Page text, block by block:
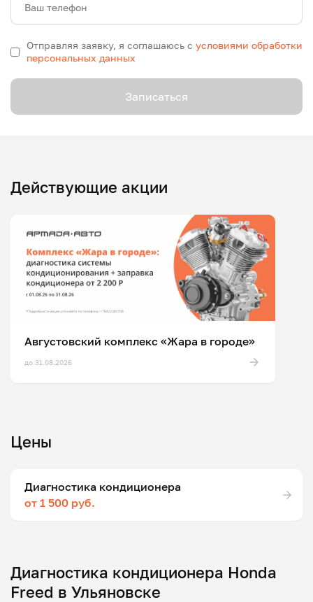
Ваш телефон
Отправляя заявку, я соглашаюсь с условиями обработки
персональных данных
Записаться
Действующие акции
Августовский комплекс «Жара в городе»
до 31.08.2026
Цены
Диагностика кондиционера
от 1 500 руб.
Диагностика кондиционера Honda
Freed в Ульяновске